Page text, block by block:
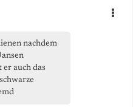
nachdem
auch das